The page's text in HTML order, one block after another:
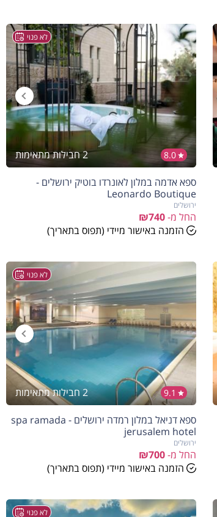
לא פנוי
8.0 2 חבילות מתאימות
ספא אדמה במלון לאונרדו בוטיק ירושלים -
Leonardo Boutique
ירושלים
החל מ-₪740
הזמנה באישור מיידי (תפוס בתאריך)
לא פנוי
10%בהזמנה להיום
9.1 2 חבילות מתאימות
ספא דניאל במלון רמדה ירושלים - spa ramada
jerusalem hotel
ירושלים
החל מ-₪700
הזמנה באישור מיידי (תפוס בתאריך)
לא פנוי